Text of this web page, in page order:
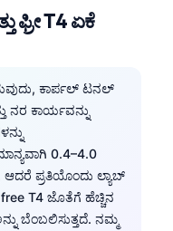
ಫ್ರೀ T4 ಏಕೆ
ಕಾರ್ಪಲ್ ಟನಲ್
ನರ ಕಾರ್ಯವನ್ನು
0.4–4.0
ಆದರೆ ಪ್ರತಿಯೊಂದು ಲ್ಯಾಬ್
T4 ಜೊತೆಗೆ ಹೆಚ್ಚಿನ
ಬೆಂಬಲಿಸುತ್ತದೆ. ನಮ್ಮ